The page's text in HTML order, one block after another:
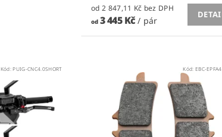
od 2 847,11 Kč bez DPH
od3 445 Kč/ pár
Kód:PUIG-CNC4.0SHORT Kód: EBC-